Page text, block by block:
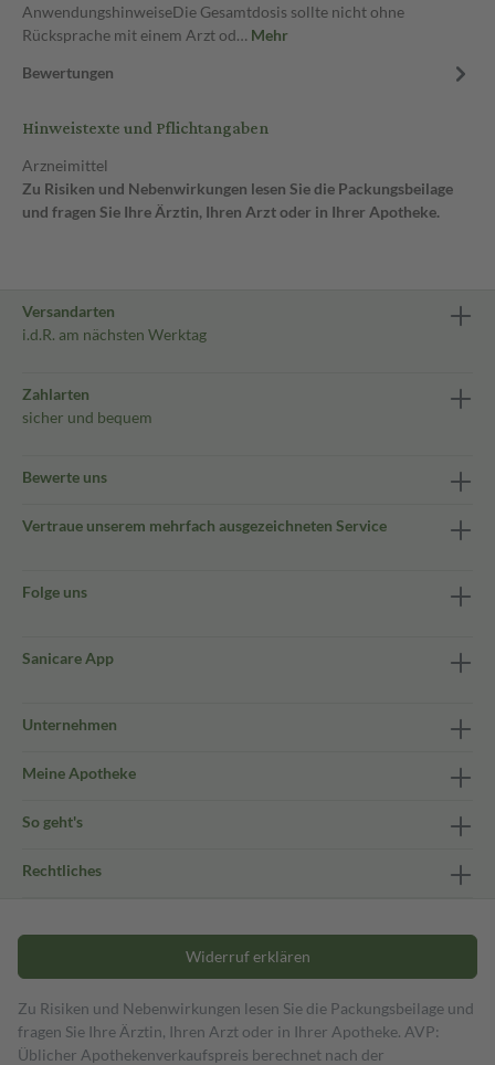
AnwendungshinweiseDie Gesamtdosis sollte nicht ohne
Rücksprache mit einem Arzt od… Mehr
Bewertungen
Hinweistexte und Pflichtangaben
Arzneimittel
Zu Risiken und Nebenwirkungen lesen Sie die Packungsbeilage
und fragen Sie Ihre Ärztin, Ihren Arzt oder in Ihrer Apotheke.
Versandarten
i.d.R. am nächsten Werktag
Zahlarten
sicher und bequem
Bewerte uns
Vertraue unserem mehrfach ausgezeichneten Service
Folge uns
Sanicare App
Unternehmen
Meine Apotheke
So geht's
Rechtliches
Widerruf erklären
Zu Risiken und Nebenwirkungen lesen Sie die Packungsbeilage und
fragen Sie Ihre Ärztin, Ihren Arzt oder in Ihrer Apotheke. AVP:
Üblicher Apothekenverkaufspreis berechnet nach der